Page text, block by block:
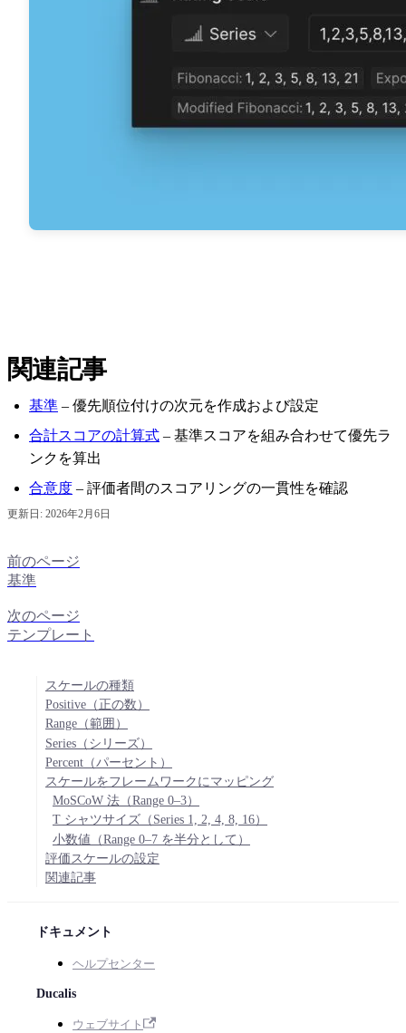
関連記事
基準 – 優先順位付けの次元を作成および設定
合計スコアの計算式 – 基準スコアを組み合わせて優先ラ
ンクを算出
合意度 – 評価者間のスコアリングの一貫性を確認
更新日: 2026年2月6日
前のページ
基準
次のページ
テンプレート
スケールの種類
Positive（正の数）
Range（範囲）
Series（シリーズ）
Percent（パーセント）
スケールをフレームワークにマッピング
MoSCoW 法（Range 0–3）
T シャツサイズ（Series 1, 2, 4, 8, 16）
小数値（Range 0–7 を半分として）
評価スケールの設定
関連記事
ドキュメント
ヘルプセンター
Ducalis
ウェブサイト